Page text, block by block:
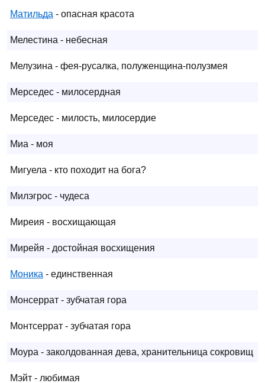
Матильда - опасная красота
Мелестина - небесная
Мелузина - фея-русалка, полуженщина-полузмея
Мерседес - милосердная
Мерседес - милость, милосердие
Миа - моя
Мигуела - кто походит на бога?
Милэгрос - чудеса
Миреия - восхищающая
Мирейя - достойная восхищения
Моника - единственная
Монсеррат - зубчатая гора
Монтсеррат - зубчатая гора
Моура - заколдованная дева, хранительница сокровищ
Мэйт - любимая